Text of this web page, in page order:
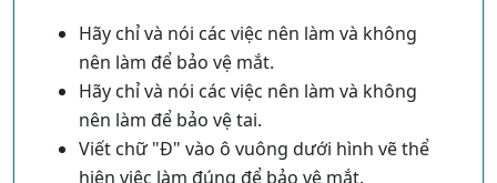
Hãy chỉ và nói các việc nên làm và không
nên làm để bảo vệ mắt.
Hãy chỉ và nói các việc nên làm và không
nên làm để bảo vệ tai.
Viết chữ "Đ" vào ô vuông dưới hình vẽ thể
hiện việc làm đúng để bảo vệ mắt.